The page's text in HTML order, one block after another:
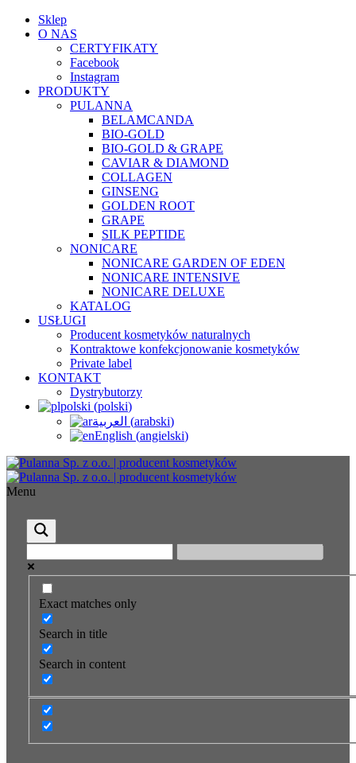
Sklep
O NAS
CERTYFIKATY
Facebook
Instagram
PRODUKTY
PULANNA
BELAMCANDA
BIO-GOLD
BIO-GOLD & GRAPE
CAVIAR & DIAMOND
COLLAGEN
GINSENG
GOLDEN ROOT
GRAPE
SILK PEPTIDE
NONICARE
NONICARE GARDEN OF EDEN
NONICARE INTENSIVE
NONICARE DELUXE
KATALOG
USŁUGI
Producent kosmetyków naturalnych
Kontraktowe konfekcjonowanie kosmetyków
Private label
KONTAKT
Dystrybutorzy
polski (polski)
العربية (arabski)
English (angielski)
Menu
Exact matches only
Search in title
Search in content